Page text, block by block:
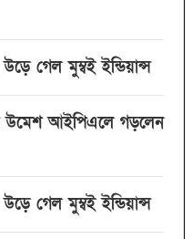
গেল মুম্বই ইন্ডিয়ান্স
উমেশ আইপিএলে গড়লেন
গেল মুম্বই ইন্ডিয়ান্স